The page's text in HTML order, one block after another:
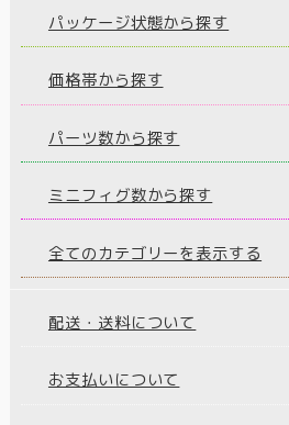
パッケージ状態から探す
価格帯から探す
パーツ数から探す
ミニフィグ数から探す
全てのカテゴリーを表示する
配送・送料について
お支払いについて